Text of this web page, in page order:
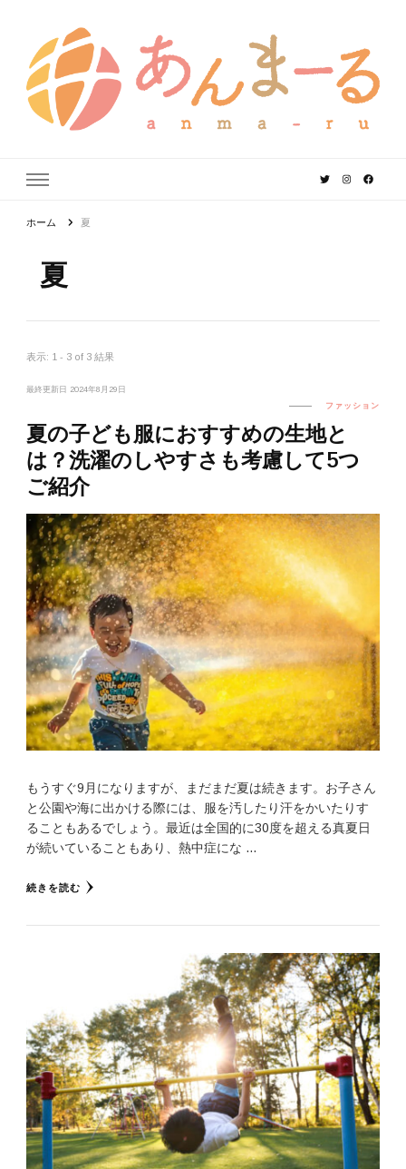
ホーム 夏
夏
表示: 1 - 3 of 3 結果
最終更新日 2024年8月29日
ファッション
夏の子ども服におすすめの生地と
は？洗濯のしやすさも考慮して5つ
ご紹介
もうすぐ9月になりますが、まだまだ夏は続きます。お子さん
と公園や海に出かける際には、服を汚したり汗をかいたりす
ることもあるでしょう。最近は全国的に30度を超える真夏日
が続いていることもあり、熱中症にな …
続きを読む